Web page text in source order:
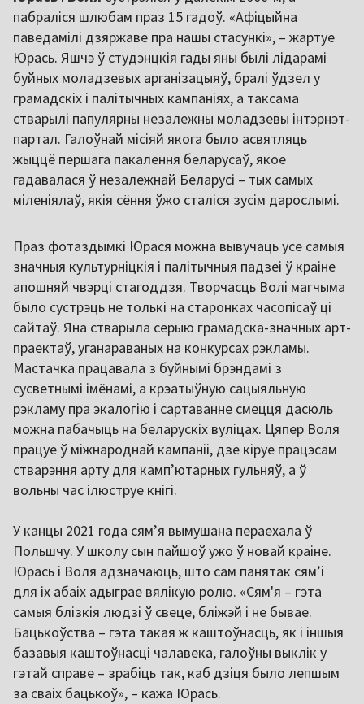
пабраліся шлюбам праз 15 гадоў. «Афіцыйна
паведамілі дзяржаве пра нашы стасункі», – жартуе
Юрась. Яшчэ ў студэнцкія гады яны былі лідарамі
буйных моладзевых арганізацыяў, бралі ўдзел у
грамадскіх і палітычных кампаніях, а таксама
стварылі папулярны незалежны моладзевы інтэрнэт-
партал. Галоўнай місіяй якога было асвятляць
жыццё першага пакалення беларусаў, якое
гадавалася ў незалежнай Беларусі – тых самых
міленіялаў, якія сёння ўжо сталіся зусім дарослымі.
Праз фотаздымкі Юрася можна вывучаць усе самыя
значныя культурніцкія і палітычныя падзеі ў краіне
апошняй чвэрці стагоддзя. Творчасць Волі магчыма
было сустрэць не толькі на старонках часопісаў ці
сайтаў. Яна стварыла серыю грамадска-значных арт-
праектаў, уганараваных на конкурсах рэкламы.
Мастачка працавала з буйнымі брэндамі з
сусветнымі імёнамі, а крэатыўную сацыяльную
рэкламу пра экалогію і сартаванне смецця дасюль
можна пабачыць на беларускіх вуліцах. Цяпер Воля
працуе ў міжнароднай кампаніі, дзе кіруе працэсам
стварэння арту для камп’ютарных гульняў, а ў
вольны час ілюструе кнігі.
У канцы 2021 года сям’я вымушана пераехала ў
Польшчу. У школу сын пайшоў ужо ў новай краіне.
Юрась і Воля адзначаюць, што сам панятак сям’і
для іх абаіх адыграе вялікую ролю. «Сям'я – гэта
самыя блізкія людзі ў свеце, бліжэй і не бывае.
Бацькоўства – гэта такая ж каштоўнасць, як і іншыя
базавыя каштоўнасці чалавека, галоўны выклік у
гэтай справе – зрабіць так, каб дзіця было лепшым
за сваіх бацькоў», – кажа Юрась.